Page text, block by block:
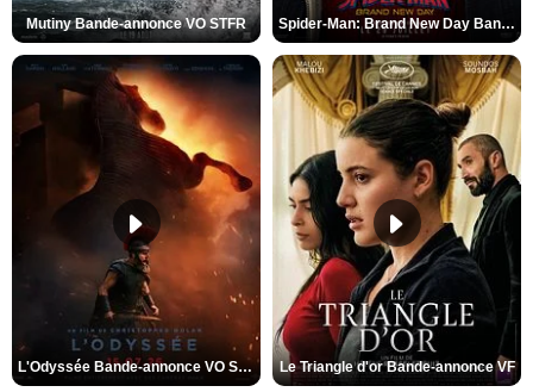
Mutiny Bande-annonce VO STFR Spider-Man: Brand New Day Bande-annonce VO STFR
L'Odyssée Bande-annonce VO STFR Le Triangle d'or Bande-annonce VF